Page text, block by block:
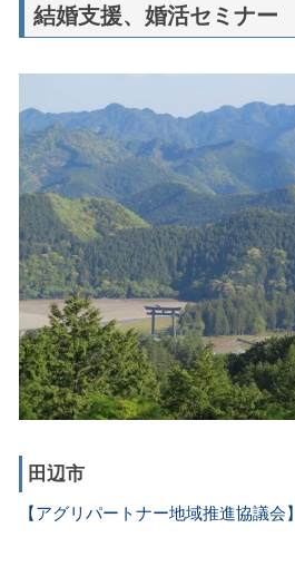
結婚支援、婚活セミナー
田辺市
【アグリパートナー地域推進協議会】